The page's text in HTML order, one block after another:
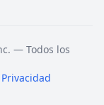
— Todos los